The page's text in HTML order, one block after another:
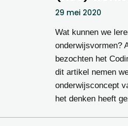
29 mei 2020
Wat kunnen we
onderwijsvormen?
bezochten het
dit artikel nemen
onderwijsconcept
het denken heeft